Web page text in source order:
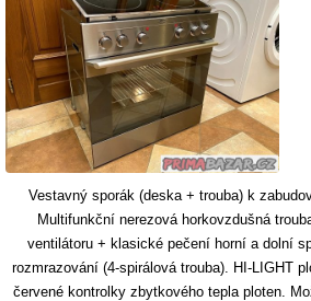
Vestavný sporák (deska + trouba) k
Multifunkční nerezová horkovzdušná
ventilátoru + klasické pečení horní a dolní
rozmrazování (4-spirálová trouba). HI-LIGHT
červené kontrolky zbytkového tepla ploten.